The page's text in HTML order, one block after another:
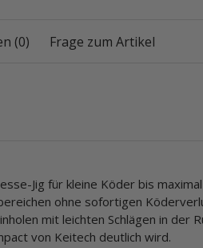
(0) Frage zum Artikel
Jig für kleine Köder bis
ohne sofortigen
mit leichten Schlägen in der
von Keitech deutlich wird.